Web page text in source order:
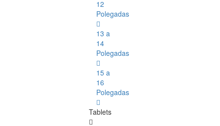
12
Polegadas
13 a
14
Polegadas
15 a
16
Polegadas
Tablets